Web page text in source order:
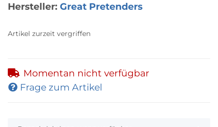
Hersteller: Great Pretenders
Artikel zurzeit vergriffen
Momentan nicht verfügbar
Frage zum Artikel